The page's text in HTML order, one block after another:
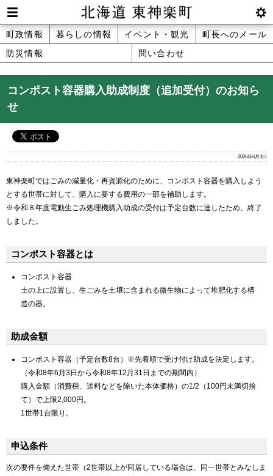
本
文
へ
メ
ュ
Men
u
btnS
ettin
北海道 東神楽町 Hokkaido
メ
ニ
ュ
ー
町政情報 暮らしの情報 イベント・観光
町長へのメール
防災情報
問い合わせ
コンポスト容器購入助成制度（追加受付）のお知ら
せ
2026年6月3日
東神楽町ではごみの減量化・再資源化のために、コンポスト容器を購入しよう
とする世帯に対して、購入に要する費用の一部を補助します。
※令和８年度電動生ごみ処理機購入助成の受付は予定台数に達したため、終了
しました。
コンポスト容器とは
コンポスト容器
土の上に設置し、生ごみを土壌に含まれる微生物によって堆肥化する構
造の器。
助成金額
コンポスト容器（予定台数8台）※先着順で受け付け助成を決定します。
（令和8年6月3日から令和8年12月31日までの期間内）
購入金額（消費税、送料などを除いた本体価格）の1/2（100円未満切捨
て）で上限2,000円。
1世帯1台限り。
申込条件
次の要件を備えた世帯（2世帯以上が同居している場合は、同一世帯とみなしま